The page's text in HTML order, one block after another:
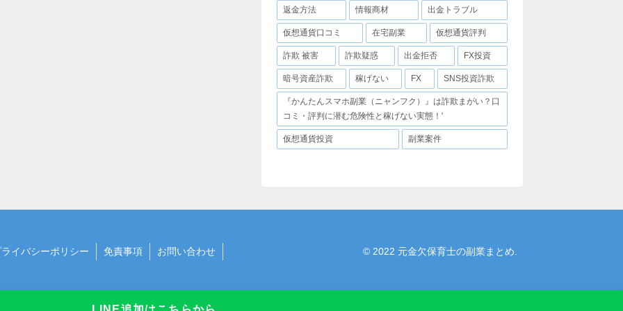
返金方法 情報商材 出金トラブル
仮想通貨口コミ 在宅副業 仮想通貨評判
詐欺 被害 詐欺疑惑 出金拒否 FX投資
暗号資産詐欺 稼げない FX SNS投資詐欺
『かんたんスマホ副業（ニャンフク）』は詐欺まがい？口
コミ・評判に潜む危険性と稼げない実態！'
仮想通貨投資 副業案件
ライバシーポリシー 免責事項 お問い合わせ © 2022 元金欠保育士の副業まとめ.